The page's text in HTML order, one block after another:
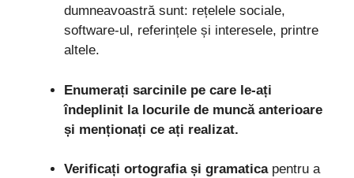
dumneavoastră sunt: rețelele sociale,
software-ul, referințele și interesele, printre
altele.
Enumerați sarcinile pe care le-ați
îndeplinit la locurile de muncă anterioare
și menționați ce ați realizat.
Verificați ortografia și gramatica pentru a